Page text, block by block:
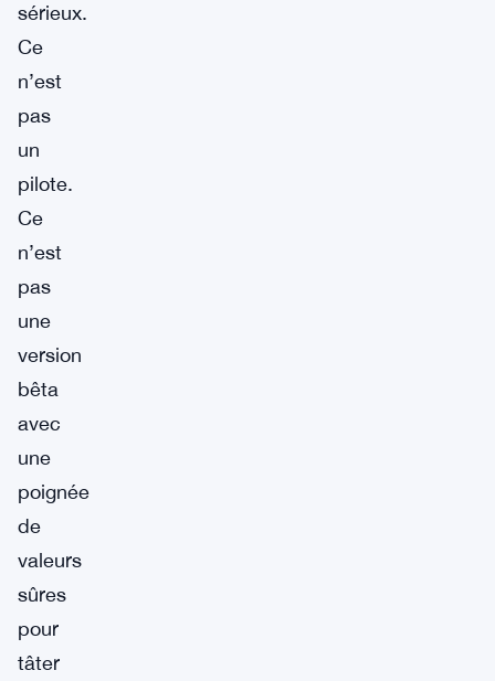
sérieux.
Ce
n’est
pas
un
pilote.
Ce
n’est
pas
une
version
bêta
avec
une
poignée
de
valeurs
sûres
pour
tâter